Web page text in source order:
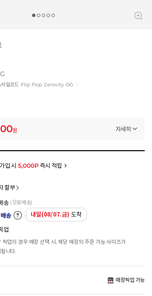
타일코드 Flip Flop Zerovity OG
원 자세히
으로, 실제 결제 금액과는 차이가 있을 수 있습니다.
입 시 5,000P즉시 적립
할부
송 (무료배송)
내일(08/07.금) 도착
업
픽업의 경우 매장 선택 시, 해당 매장의 주문 가능 사이즈가
니다.
매장픽업 가능